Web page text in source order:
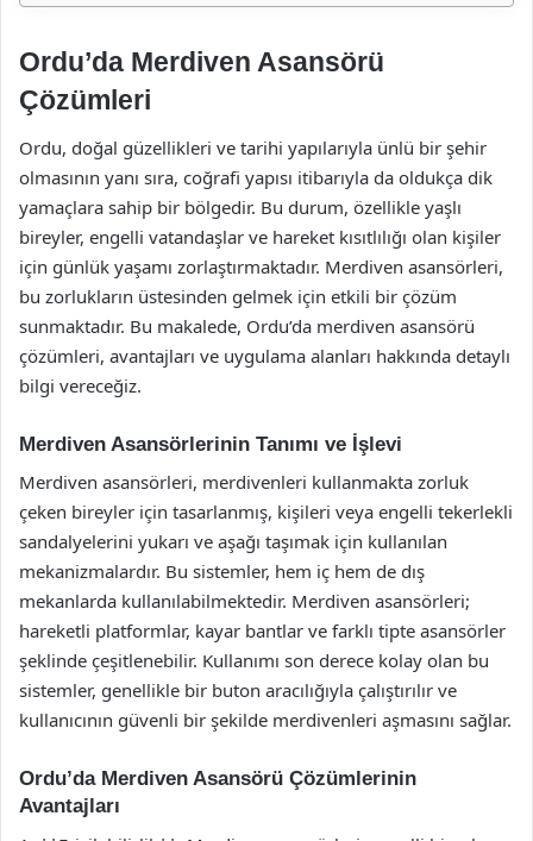
Ordu’da Merdiven Asansörü
Çözümleri
Ordu, doğal güzellikleri ve tarihi yapılarıyla ünlü bir şehir
olmasının yanı sıra, coğrafi yapısı itibarıyla da oldukça dik
yamaçlara sahip bir bölgedir. Bu durum, özellikle yaşlı
bireyler, engelli vatandaşlar ve hareket kısıtlılığı olan kişiler
için günlük yaşamı zorlaştırmaktadır. Merdiven asansörleri,
bu zorlukların üstesinden gelmek için etkili bir çözüm
sunmaktadır. Bu makalede, Ordu’da merdiven asansörü
çözümleri, avantajları ve uygulama alanları hakkında detaylı
bilgi vereceğiz.
Merdiven Asansörlerinin Tanımı ve İşlevi
Merdiven asansörleri, merdivenleri kullanmakta zorluk
çeken bireyler için tasarlanmış, kişileri veya engelli tekerlekli
sandalyelerini yukarı ve aşağı taşımak için kullanılan
mekanizmalardır. Bu sistemler, hem iç hem de dış
mekanlarda kullanılabilmektedir. Merdiven asansörleri;
hareketli platformlar, kayar bantlar ve farklı tipte asansörler
şeklinde çeşitlenebilir. Kullanımı son derece kolay olan bu
sistemler, genellikle bir buton aracılığıyla çalıştırılır ve
kullanıcının güvenli bir şekilde merdivenleri aşmasını sağlar.
Ordu’da Merdiven Asansörü Çözümlerinin
Avantajları